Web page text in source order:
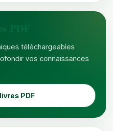
téléchargeables
vos connaissances
PDF